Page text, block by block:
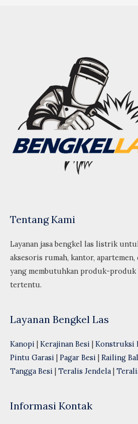
Tentang Kami
Layanan jasa bengkel las listrik
aksesoris rumah, kantor,
yang membutuhkan produk-produk
tertentu.
Layanan Bengkel Las
Kanopi | Kerajinan Besi | Konstruksi
Pintu Garasi | Pagar Besi | Railing
Tangga Besi | Teralis Jendela |
Informasi Kontak